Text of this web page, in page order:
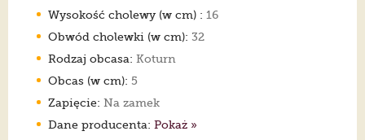
Wysokość cholewy (w cm) : 16
Obwód cholewki (w cm): 32
Rodzaj obcasa: Koturn
Obcas (w cm): 5
Zapięcie: Na zamek
Dane producenta: Pokaż »